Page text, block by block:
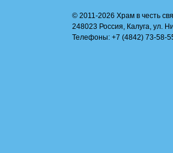
© 2011-2026 Храм в честь
248023 Россия, Калуга, ул.
Телефоны: +7 (4842) 73-58-